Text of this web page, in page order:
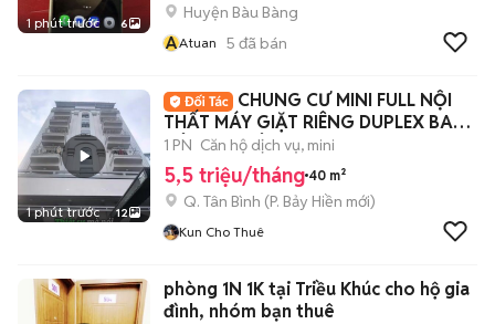
1 phút trước 6
Huyện Bàu Bàng
AAtuan 5 đã bán
1 phút trước 12
CHUNG CƯ MINI FULL NỘI
THẤT MÁY GIẶT RIÊNG DUPLEX BAN
CÔNG TẠI ÂU CƠ 🔥
1 PN Căn hộ dịch vụ, mini
5,5 triệu/tháng 40 m²
Q. Tân Bình (P. Bảy Hiền mới)
Kun Cho Thuê
phòng 1N 1K tại Triều Khúc cho hộ gia
đình, nhóm bạn thuê